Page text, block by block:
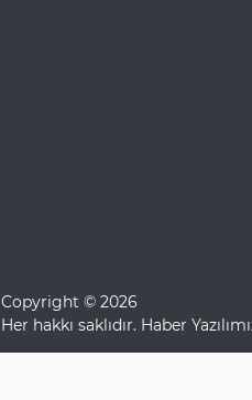
Copyright © 2026
Her hakkı saklıdır. Haber Yazılımı: